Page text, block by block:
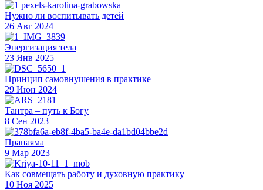
Нужно ли воспитывать детей
26 Авг 2024
Энергизация тела
23 Янв 2025
Принцип самовнушения в практике
29 Июн 2024
Тантра – путь к Богу
8 Сен 2023
Пранаяма
9 Мар 2023
Как совмещать работу и духовную практику
10 Ноя 2025